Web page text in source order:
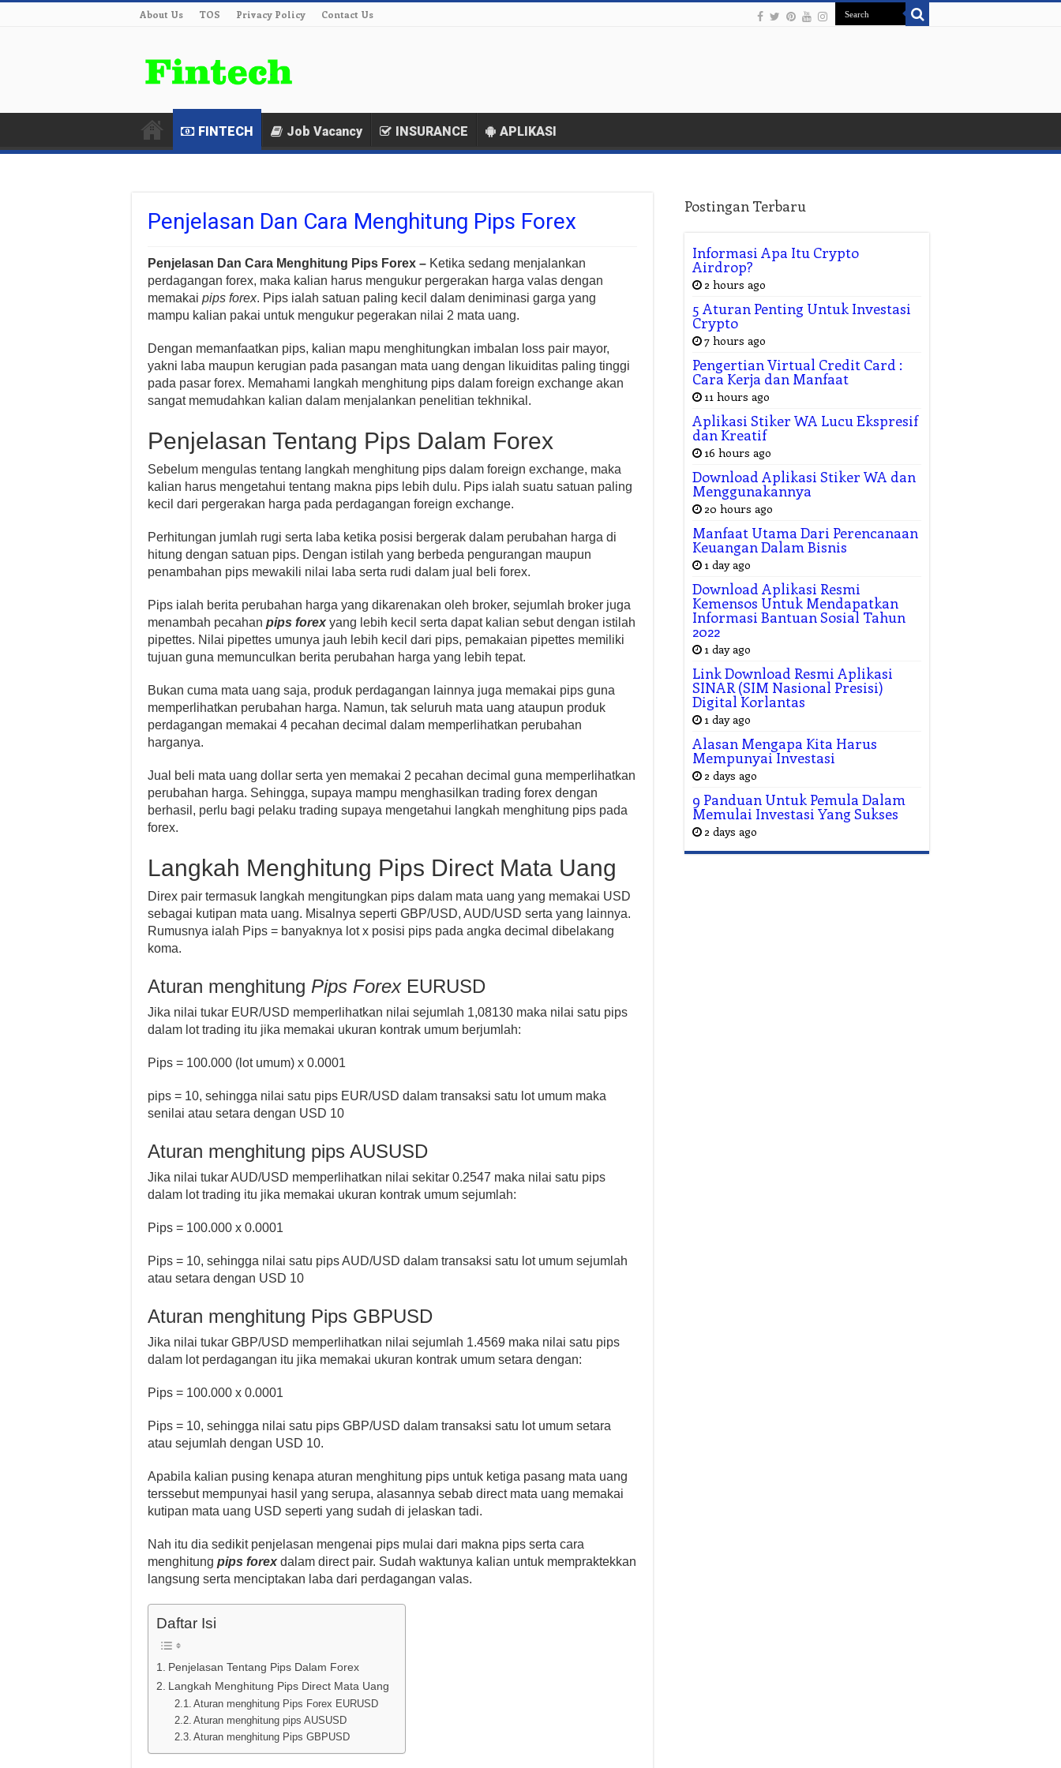
About Us TOS Privacy Policy Contact Us
FINTECH Job Vacancy INSURANCE APLIKASI
Penjelasan Dan Cara Menghitung Pips Forex
Penjelasan Dan Cara Menghitung Pips Forex – Ketika sedang menjalankan
perdagangan forex, maka kalian harus mengukur pergerakan harga valas dengan
memakai pips forex. Pips ialah satuan paling kecil dalam deniminasi garga yang
mampu kalian pakai untuk mengukur pegerakan nilai 2 mata uang.
Dengan memanfaatkan pips, kalian mapu menghitungkan imbalan loss pair mayor,
yakni laba maupun kerugian pada pasangan mata uang dengan likuiditas paling tinggi
pada pasar forex. Memahami langkah menghitung pips dalam foreign exchange akan
sangat memudahkan kalian dalam menjalankan penelitian tekhnikal.
Penjelasan Tentang Pips Dalam Forex
Sebelum mengulas tentang langkah menghitung pips dalam foreign exchange, maka
kalian harus mengetahui tentang makna pips lebih dulu. Pips ialah suatu satuan paling
kecil dari pergerakan harga pada perdagangan foreign exchange.
Perhitungan jumlah rugi serta laba ketika posisi bergerak dalam perubahan harga di
hitung dengan satuan pips. Dengan istilah yang berbeda pengurangan maupun
penambahan pips mewakili nilai laba serta rudi dalam jual beli forex.
Pips ialah berita perubahan harga yang dikarenakan oleh broker, sejumlah broker juga
menambah pecahan pips forex yang lebih kecil serta dapat kalian sebut dengan istilah
pipettes. Nilai pipettes umunya jauh lebih kecil dari pips, pemakaian pipettes memiliki
tujuan guna memunculkan berita perubahan harga yang lebih tepat.
Bukan cuma mata uang saja, produk perdagangan lainnya juga memakai pips guna
memperlihatkan perubahan harga. Namun, tak seluruh mata uang ataupun produk
perdagangan memakai 4 pecahan decimal dalam memperlihatkan perubahan
harganya.
Jual beli mata uang dollar serta yen memakai 2 pecahan decimal guna memperlihatkan
perubahan harga. Sehingga, supaya mampu menghasilkan trading forex dengan
berhasil, perlu bagi pelaku trading supaya mengetahui langkah menghitung pips pada
forex.
Langkah Menghitung Pips Direct Mata Uang
Direx pair termasuk langkah mengitungkan pips dalam mata uang yang memakai USD
sebagai kutipan mata uang. Misalnya seperti GBP/USD, AUD/USD serta yang lainnya.
Rumusnya ialah Pips = banyaknya lot x posisi pips pada angka decimal dibelakang
koma.
Aturan menghitung Pips ForexEURUSD
Jika nilai tukar EUR/USD memperlihatkan nilai sejumlah 1,08130 maka nilai satu pips
dalam lot trading itu jika memakai ukuran kontrak umum berjumlah:
Pips = 100.000 (lot umum) x 0.0001
pips = 10, sehingga nilai satu pips EUR/USD dalam transaksi satu lot umum maka
senilai atau setara dengan USD 10
Aturan menghitung pips AUSUSD
Jika nilai tukar AUD/USD memperlihatkan nilai sekitar 0.2547 maka nilai satu pips
dalam lot trading itu jika memakai ukuran kontrak umum sejumlah:
Pips = 100.000 x 0.0001
Pips = 10, sehingga nilai satu pips AUD/USD dalam transaksi satu lot umum sejumlah
atau setara dengan USD 10
Aturan menghitung Pips GBPUSD
Jika nilai tukar GBP/USD memperlihatkan nilai sejumlah 1.4569 maka nilai satu pips
dalam lot perdagangan itu jika memakai ukuran kontrak umum setara dengan:
Pips = 100.000 x 0.0001
Pips = 10, sehingga nilai satu pips GBP/USD dalam transaksi satu lot umum setara
atau sejumlah dengan USD 10.
Apabila kalian pusing kenapa aturan menghitung pips untuk ketiga pasang mata uang
terssebut mempunyai hasil yang serupa, alasannya sebab direct mata uang memakai
kutipan mata uang USD seperti yang sudah di jelaskan tadi.
Nah itu dia sedikit penjelasan mengenai pips mulai dari makna pips serta cara
menghitung pips forex dalam direct pair. Sudah waktunya kalian untuk mempraktekkan
langsung serta menciptakan laba dari perdagangan valas.
Daftar Isi
Penjelasan Tentang Pips Dalam Forex
Langkah Menghitung Pips Direct Mata Uang
Aturan menghitung Pips Forex EURUSD
Aturan menghitung pips AUSUSD
Aturan menghitung Pips GBPUSD
Postingan Terbaru
Informasi Apa Itu Crypto
Airdrop?
2 hours ago
5 Aturan Penting Untuk Investasi
Crypto
7 hours ago
Pengertian Virtual Credit Card :
Cara Kerja dan Manfaat
11 hours ago
Aplikasi Stiker WA Lucu Ekspresif
dan Kreatif
16 hours ago
Download Aplikasi Stiker WA dan
Menggunakannya
20 hours ago
Manfaat Utama Dari Perencanaan
Keuangan Dalam Bisnis
1 day ago
Download Aplikasi Resmi
Kemensos Untuk Mendapatkan
Informasi Bantuan Sosial Tahun
2022
1 day ago
Link Download Resmi Aplikasi
SINAR (SIM Nasional Presisi)
Digital Korlantas
1 day ago
Alasan Mengapa Kita Harus
Mempunyai Investasi
2 days ago
9 Panduan Untuk Pemula Dalam
Memulai Investasi Yang Sukses
2 days ago